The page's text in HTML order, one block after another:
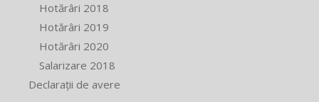
Hotărâri 2018
Hotărâri 2019
Hotărâri 2020
Salarizare 2018
Declarații de avere